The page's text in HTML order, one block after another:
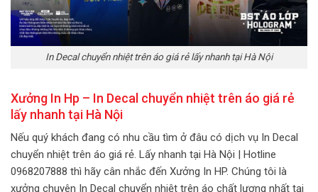
In Decal chuyển nhiệt trên áo giá rẻ lấy nhanh tại Hà Nội
Xưởng In Hp – In Decal chuyển nhiệt trên áo giá rẻ
lấy nhanh tại Hà Nội
Nếu quý khách đang có nhu cầu tìm ở đâu có dịch vụ In Decal
chuyển nhiệt trên áo giá rẻ. Lấy nhanh tại Hà Nội | Hotline
0968207888 thì hãy cân nhắc đến Xưởng In HP. Chúng tôi là
xưởng chuyên In Decal chuyển nhiệt trên áo chất lượng nhất tại